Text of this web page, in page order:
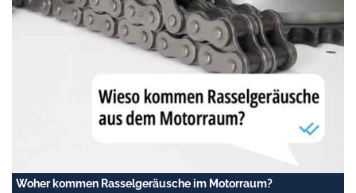
Woher kommen Rasselgeräusche im Motorraum?